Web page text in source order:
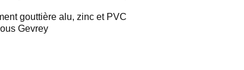
gouttière alu, zinc et PVC
Gevrey